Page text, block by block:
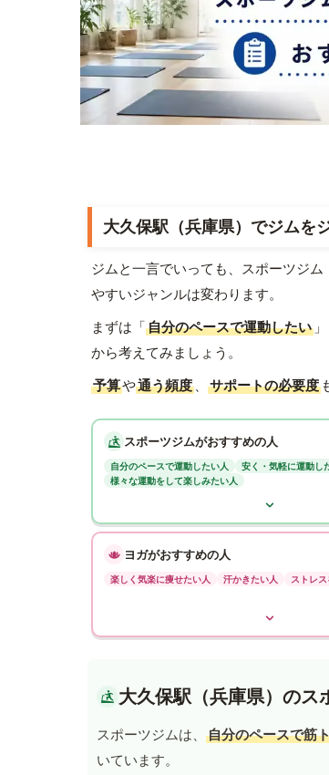
大久保駅（兵庫県）でジムを
ジムと一言でいっても、スポーツジ
やすいジャンルは変わります。
まずは「自分のペースで運動したい
から考えてみましょう。
予算や通う頻度 、 サポートの必要度
スポーツジムがおすすめの人
自分のペースで運動したい人
安く・気軽に運動し
様々な運動をして楽しみたい人
ヨガがおすすめの人
楽しく気楽に痩せたい人 汗かきたい人 ストレ
大久保駅（兵庫県）のス
スポーツジムは、 自分のペースで筋
いています。